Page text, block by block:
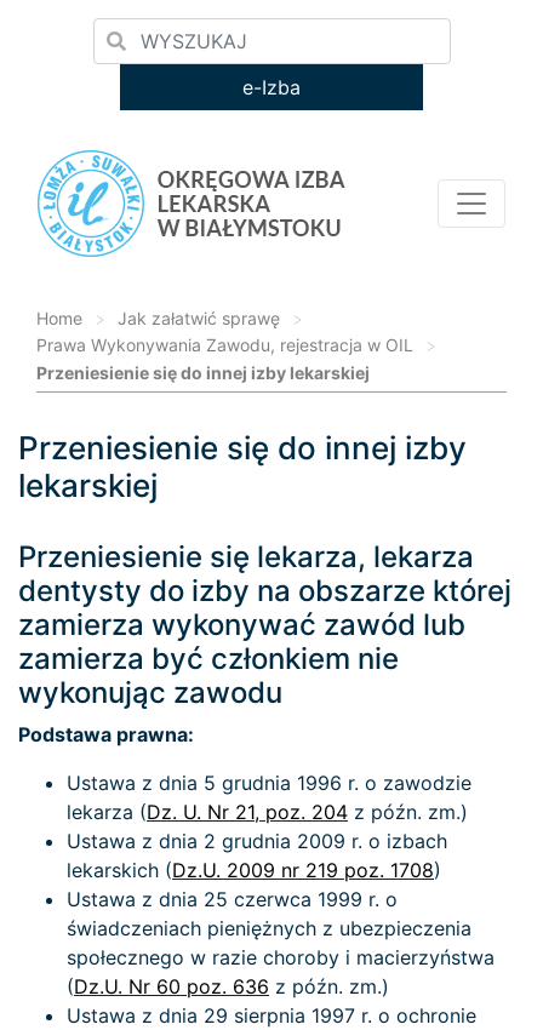
e-Izba
Home > Jak załatwić sprawę
>
Prawa Wykonywania Zawodu, rejestracja w OIL
>
Przeniesienie się do innej izby lekarskiej
Loading...
Przeniesienie się do innej izby
lekarskiej
Przeniesienie się lekarza, lekarza
dentysty do izby na obszarze której
zamierza wykonywać zawód lub
zamierza być członkiem nie
wykonując zawodu
Podstawa prawna:
Ustawa z dnia 5 grudnia 1996 r. o zawodzie
lekarza (Dz. U. Nr 21, poz. 204 z późn. zm.)
Ustawa z dnia 2 grudnia 2009 r. o izbach
lekarskich (Dz.U. 2009 nr 219 poz. 1708)
Ustawa z dnia 25 czerwca 1999 r. o
świadczeniach pieniężnych z ubezpieczenia
społecznego w razie choroby i macierzyństwa
(Dz.U. Nr 60 poz. 636 z późn. zm.)
Ustawa z dnia 29 sierpnia 1997 r. o ochronie